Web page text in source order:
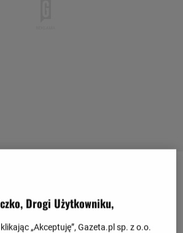
Nizhny Novgorod - Terek
Odśwież
Drogi Użytkowniku,
„Akceptuję”, Gazeta.pl sp. z o.o.